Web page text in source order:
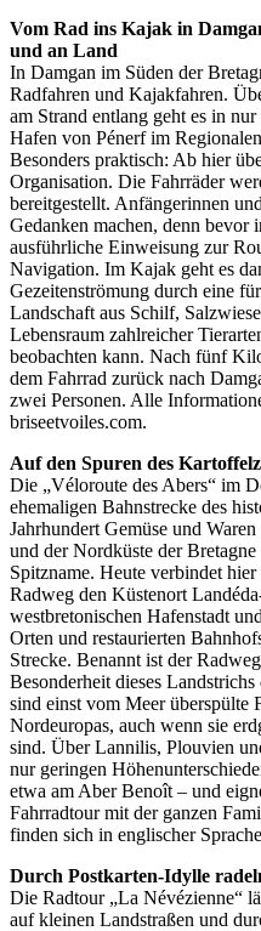
Vom Rad ins Kajak in
und an Land
In Damgan im Süden der
Radfahren und Kajakfahren.
am Strand entlang geht es in
Hafen von Pénerf im
Besonders praktisch: Ab hier
Organisation. Die Fahrräder
bereitgestellt. Anfängerinnen
Gedanken machen, denn bevor
ausführliche Einweisung zur
Navigation. Im Kajak geht es
Gezeitenströmung durch eine
Landschaft aus Schilf,
Lebensraum zahlreicher
beobachten kann. Nach fünf
dem Fahrrad zurück nach
zwei Personen. Alle
briseetvoiles.com.
Auf den Spuren des
Die „Véloroute des Abers“ im
ehemaligen Bahnstrecke des
Jahrhundert Gemüse und
und der Nordküste der
Spitzname. Heute verbindet
Radweg den Küstenort
westbretonischen Hafenstadt
Orten und restaurierten
Strecke. Benannt ist der
Besonderheit dieses
sind einst vom Meer überspülte
Nordeuropas, auch wenn sie
sind. Über Lannilis, Plouvien
nur geringen
etwa am Aber Benoît – und
Fahrradtour mit der ganzen
finden sich in englischer
Durch Postkarten-Idylle
Die Radtour „La Névézienne“
auf kleinen Landstraßen und